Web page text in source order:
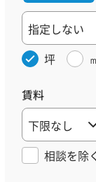
坪
賃料
相談を除く